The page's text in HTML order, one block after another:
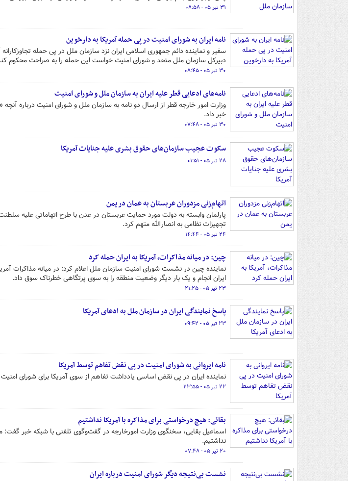
۳۱ تیر ۰۵ - ۰۸:۵۸
نامه ایران به شورای امنیت در پی حمله آمریکا به دارخوین
سفیر و نماینده دائم جمهوری اسلامی ایران نزد سازمان ملل در پی حمله تجاوزکارانه
دبیرکل سازمان ملل متحد و شورای امنیت خواست این حمله را به‌ صراحت محکوم
۳۰ تیر ۰۵ - ۰۸:۴۵
نامه‌های ادعایی قطر علیه ایران به سازمان ملل و شورای امنیت
وزارت امور خارجه قطر از ارسال دو نامه به سازمان ملل و شورای امنیت درباره
خبر داد.
۳۰ تیر ۰۵ - ۰۷:۴۸
سکوت عجیب سازمان‌های حقوق بشری علیه جنایات آمریکا
۲۸ تیر ۰۵ - ۰۱:۵۱
اتهام‌زنی مزدوران عربستان به عمان در یمن
پارلمان وابسته به دولت مورد حمایت عربستان در عدن با طرح اتهاماتی علیه
تجهیزات نظامی به انصارالله متهم کرد.
۲۴ تیر ۰۵ - ۱۴:۴۴
چین: در میانه مذاکرات، آمریکا به ایران حمله کرد
نماینده چین در نشست شورای امنیت سازمان ملل اعلام کرد: در میانه مذاکرات
ایران انجام و یک بار دیگر وضعیت منطقه را به سوی پرتگاهی خطرناک سوق داد.
۲۳ تیر ۰۵ - ۲۱:۲۵
پاسخ نمایندگی ایران در سازمان ملل به ادعای آمریکا
۲۳ تیر ۰۵ - ۰۹:۴۲
نامه ایروانی به شورای امنیت در پی نقض تفاهم توسط آمریکا
نماینده ایران در پی نقض اساسی یادداشت تفاهم از سوی آمریکا برای شورای امنیت
۲۲ تیر ۰۵ - ۲۳:۵۵
بقائی: هیچ درخواستی برای مذاکره با آمریکا نداشتیم
اسماعیل بقایی، سخنگوی وزارت امورخارجه در گفت‌وگوی تلفنی با شبکه خبر گفت:
نداشتیم.
۲۰ تیر ۰۵ - ۰۷:۴۸
نشست بی‌نتیجه دیگر شورای امنیت درباره ایران